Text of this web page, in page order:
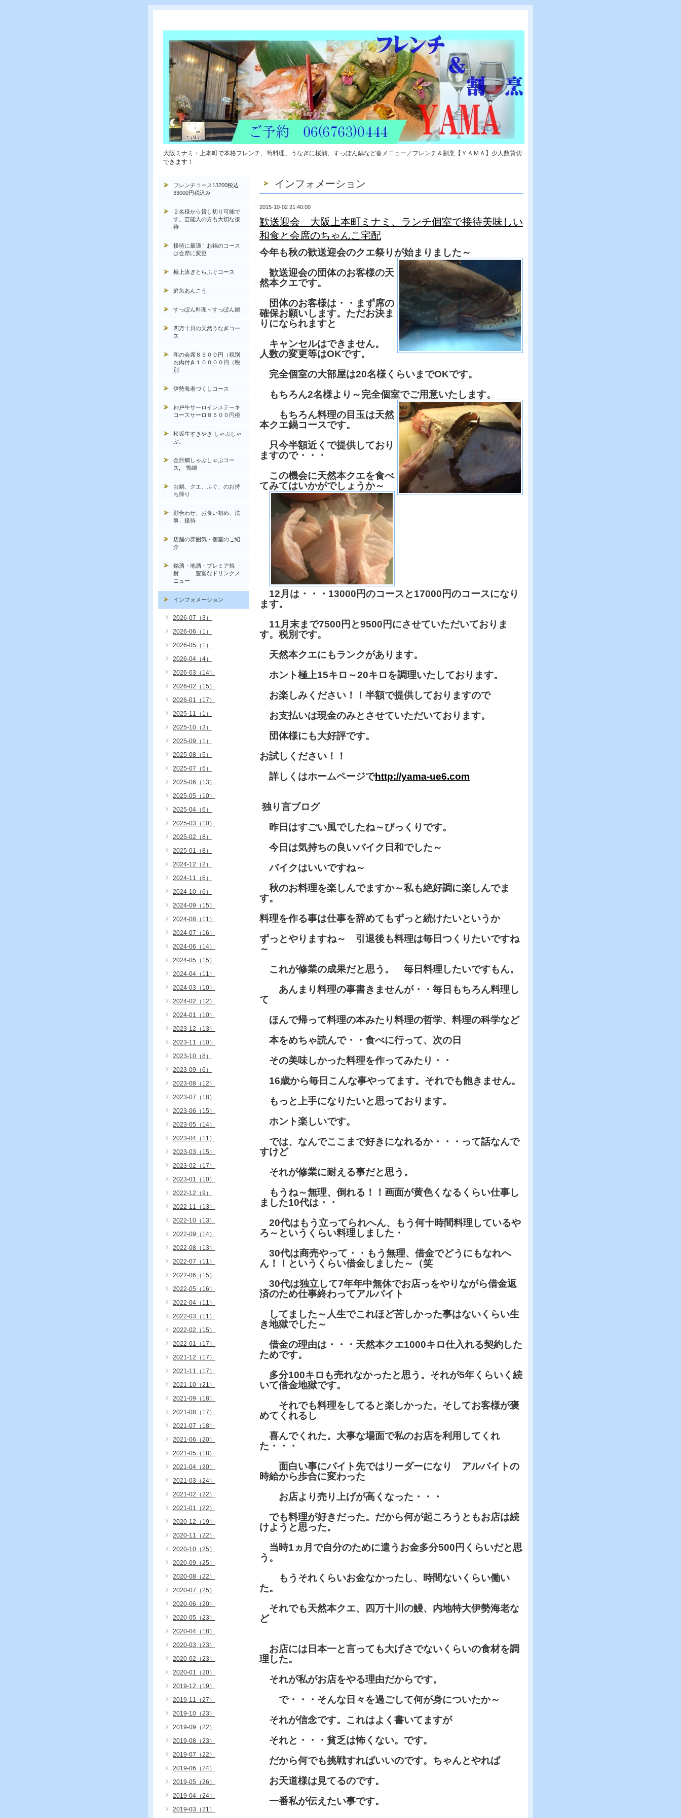
大阪ミナミ・上本町で本格フレンチ、筍料理、うなぎに桜鯛、すっぽん鍋など春メニュー／フレンチ＆割烹【ＹＡＭＡ】少人数貸切
できます！
インフォメーション
2015-10-02 21:40:00
歓送迎会 大阪上本町ミナミ、ランチ個室で接待美味しい
和食と会席のちゃんこ宅配
今年も秋の歓送迎会のクエ祭りが始まりました～
歓送迎会の団体のお客様の天
然本クエです。
団体のお客様は・・まず席の
確保お願いします。ただお決ま
りになられますと
キャンセルはできません。
人数の変更等はOKです。
完全個室の大部屋は20名様くらいまでOKです。
もちろん2名様より～完全個室でご用意いたします。
もちろん料理の目玉は天然
本クエ鍋コースです。
只今半額近くで提供しており
ますので・・・
この機会に天然本クエを食べ
てみてはいかがでしょうか～
12月は・・・13000円のコースと17000円のコースになり
ます。
11月末まで7500円と9500円にさせていただいておりま
す。税別です。
天然本クエにもランクがあります。
ホント極上15キロ～20キロを調理いたしております。
お楽しみください！！半額で提供しておりますので
お支払いは現金のみとさせていただいております。
団体様にも大好評です。
お試しください！！
詳しくはホームページでhttp://yama-ue6.com
独り言ブログ
昨日はすごい風でしたね～びっくりです。
今日は気持ちの良いバイク日和でした～
バイクはいいですね～
秋のお料理を楽しんでますか～私も絶好調に楽しんでま
す。
料理を作る事は仕事を辞めてもずっと続けたいというか
ずっとやりますね～ 引退後も料理は毎日つくりたいですね
～
これが修業の成果だと思う。 毎日料理したいですもん。
あんまり料理の事書きませんが・・毎日もちろん料理し
て
ほんで帰って料理の本みたり料理の哲学、料理の科学など
本をめちゃ読んで・・食べに行って、次の日
その美味しかった料理を作ってみたり・・
16歳から毎日こんな事やってます。それでも飽きません。
もっと上手になりたいと思っております。
ホント楽しいです。
では、なんでここまで好きになれるか・・・って話なんで
すけど
それが修業に耐える事だと思う。
もうね～無理、倒れる！！画面が黄色くなるくらい仕事し
ました10代は・・
20代はもう立ってられへん、もう何十時間料理しているや
ろ～というくらい料理しました・
30代は商売やって・・もう無理、借金でどうにもなれへ
ん！！というくらい借金しました～（笑
30代は独立して7年年中無休でお店っをやりながら借金返
済のため仕事終わってアルバイト
してました～人生でこれほど苦しかった事はないくらい生
き地獄でした～
借金の理由は・・・天然本クエ1000キロ仕入れる契約した
ためです。
多分100キロも売れなかったと思う。それが5年くらいく続
いて借金地獄です。
それでも料理をしてると楽しかった。そしてお客様が褒
めてくれるし
喜んでくれた。大事な場面で私のお店を利用してくれ
た・・・
面白い事にバイト先ではリーダーになり アルバイトの
時給から歩合に変わった
お店より売り上げが高くなった・・・
でも料理が好きだった。だから何が起ころうともお店は続
けようと思った。
当時1ヵ月で自分のために遣うお金多分500円くらいだと思
う。
もうそれくらいお金なかったし、時間ないくらい働い
た。
それでも天然本クエ、四万十川の鰻、内地特大伊勢海老な
ど
お店には日本一と言っても大げさでないくらいの食材を調
理した。
それが私がお店をやる理由だからです。
で・・・そんな日々を過ごして何が身についたか～
それが信念です。これはよく書いてますが
それと・・・貧乏は怖くない。です。
だから何でも挑戦すればいいのです。ちゃんとやれば
お天道様は見てるのです。
一番私が伝えたい事です。
フレンチコース13200税込
33000円税込み
２名様から貸し切り可能で
す。芸能人の方も大切な接
待
接待に最適！お鍋のコース
は会席に変更
極上泳ぎとらふぐコース
鮮魚あんこう
すっぽん料理～すっぽん鍋
四万十川の天然うなぎコー
ス
和の会席８５００円（税別
お肉付き１００００円（税
別
伊勢海老づくしコース
神戸牛サーロインステーキ
コースサーロ８５００円税
松坂牛すきやき しゃぶしゃ
ぶ。
金目鯛しゃぶしゃぶコー
ス, 鴨鍋
お鍋、クエ、ふぐ、のお持
ち帰り
顔合わせ、お食い初め、法
事、接待
店舗の雰囲気・個室のご紹
介
銘酒・地酒・プレミア焼
酎 豊富なドリンクメ
ニュー
インフォメーション
2026-07（3）
2026-06（1）
2026-05（1）
2026-04（4）
2026-03（14）
2026-02（15）
2026-01（17）
2025-11（1）
2025-10（3）
2025-09（1）
2025-08（5）
2025-07（5）
2025-06（13）
2025-05（10）
2025-04（6）
2025-03（10）
2025-02（8）
2025-01（8）
2024-12（2）
2024-11（6）
2024-10（6）
2024-09（15）
2024-08（11）
2024-07（16）
2024-06（14）
2024-05（15）
2024-04（11）
2024-03（10）
2024-02（12）
2024-01（10）
2023-12（13）
2023-11（10）
2023-10（8）
2023-09（6）
2023-08（12）
2023-07（18）
2023-06（15）
2023-05（14）
2023-04（11）
2023-03（15）
2023-02（17）
2023-01（10）
2022-12（9）
2022-11（13）
2022-10（13）
2022-09（14）
2022-08（13）
2022-07（11）
2022-06（15）
2022-05（16）
2022-04（11）
2022-03（11）
2022-02（15）
2022-01（17）
2021-12（17）
2021-11（17）
2021-10（21）
2021-09（18）
2021-08（17）
2021-07（18）
2021-06（20）
2021-05（18）
2021-04（20）
2021-03（24）
2021-02（22）
2021-01（22）
2020-12（19）
2020-11（22）
2020-10（25）
2020-09（25）
2020-08（22）
2020-07（25）
2020-06（20）
2020-05（23）
2020-04（18）
2020-03（23）
2020-02（23）
2020-01（20）
2019-12（19）
2019-11（27）
2019-10（23）
2019-09（22）
2019-08（23）
2019-07（22）
2019-06（24）
2019-05（26）
2019-04（24）
2019-03（21）